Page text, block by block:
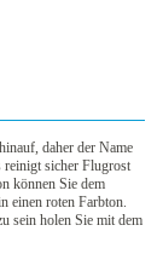
daher der Name
sicher Flugrost
können Sie dem
einen roten Farbton.
sein holen Sie mit dem